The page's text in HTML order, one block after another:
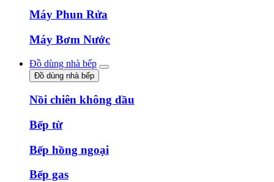
Máy Phun Rửa
Máy Bơm Nước
Đồ dùng nhà bếp
Đồ dùng nhà bếp
Nồi chiên không dầu
Bếp từ
Bếp hồng ngoại
Bếp gas